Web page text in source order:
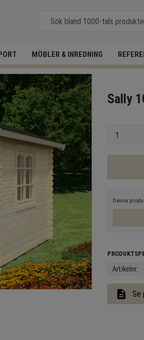
MÖBLER & INREDNING
Sally
Denna
Artikelnr
description Se